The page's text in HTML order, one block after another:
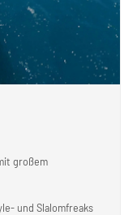
großem
und Slalomfreaks